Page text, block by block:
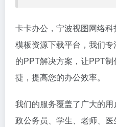
卡卡办公，宁波视图网络
模板资源下载平台，我们
的PPT解决方案，让PPT
捷，提高您的办公效率。
我们的服务覆盖了广大的
政公务员、学生、老师、